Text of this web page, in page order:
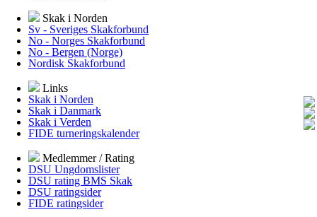
Skak i Norden
Sv - Sveriges Skakforbund
No - Norges Skakforbund
No - Bergen (Norge)
Nordisk Skakforbund
Links
Skak i Norden
Skak i Danmark
Skak i Verden
FIDE turneringskalender
Medlemmer / Rating
DSU Ungdomslister
DSU rating BMS Skak
DSU ratingsider
FIDE ratingsider